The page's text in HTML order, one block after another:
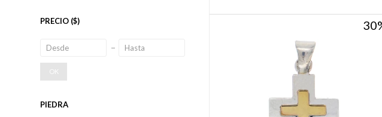
30
PRECIO ($)
OK
PIEDRA